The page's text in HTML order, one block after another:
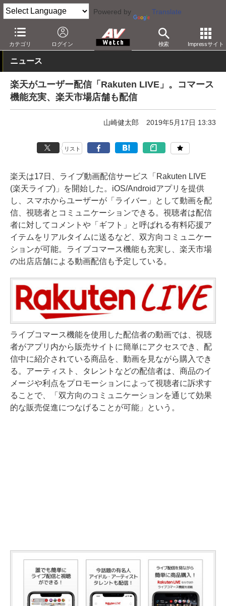
Powered by Translate
カテゴリ ログイン 検索 Impressサイト
AV Watch コンテンツ・サービス アプリ/サービス
ニュース
楽天がユーザー配信「Rakuten LIVE」。コマース
機能充実、楽天市場店舗も配信
山崎健太郎 2019年5月17日 13:33
リスト
楽天は17日、ライブ動画配信サービス「Rakuten LIVE
(楽天ライブ)」を開始した。iOS/Androidアプリを提供
し、スマホからユーザーが「ライバー」として動画を配
信、視聴者とコミュニケーションできる。視聴者は配信
者に対してコメントや「ギフト」と呼ばれる有料応援ア
イテムをリアルタイムに送るなど、双方向コミュニケー
ションが可能。ライブコマース機能も充実し、楽天市場
の出店店舗による動画配信も予定している。
ライブコマース機能を使用した配信者の動画では、視聴
者がアプリ内から販売サイトに簡単にアクセスでき、配
信中に紹介されている商品を、動画を見ながら購入でき
る。アーティスト、タレントなどの配信者は、商品のイ
メージや利点をプロモーションによって視聴者に訴求す
ることで、「双方向のコミュニケーションを通じて効果
的な販売促進につなげることが可能」という。